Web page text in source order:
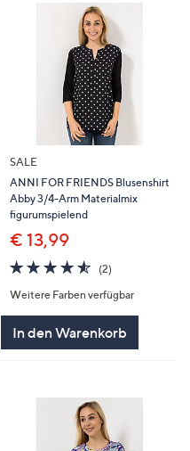
SALE
ANNI FOR FRIENDS Blusenshirt
Abby 3/4-Arm Materialmix
figurumspielend
€ 13,99
4.5
von
5
(2)2
Weitere Farben verfügbar
In den Warenkorb